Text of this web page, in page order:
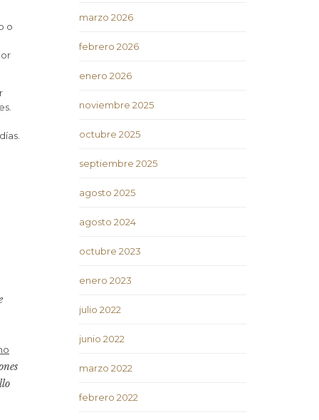
o
marzo 2026
febrero 2026
enero 2026
noviembre 2025
octubre 2025
septiembre 2025
agosto 2025
agosto 2024
octubre 2023
enero 2023
julio 2022
junio 2022
marzo 2022
febrero 2022